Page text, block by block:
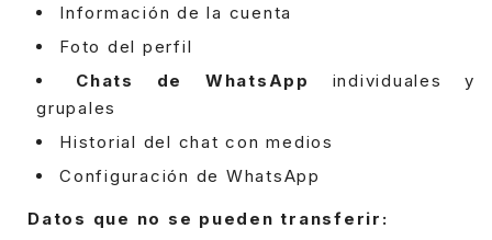
Información de la cuenta
Foto del perfil
Chats de WhatsApp
individuales y
grupales
Historial del chat con medios
Configuración de WhatsApp
Datos que no se pueden transferir: